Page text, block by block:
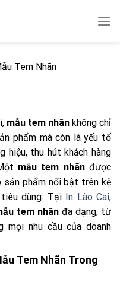
Tem Nhãn
mẫu tem nhãn không chỉ
phẩm mà còn là yếu tố
hiệu, thu hút khách hàng
mẫu tem nhãnđược
sản phẩm nổi bật trên kệ
dùng. Tại In Lào Cai,
tem nhãn đa dạng, từ
mọi nhu cầu của doanh
Tem Nhãn Trong